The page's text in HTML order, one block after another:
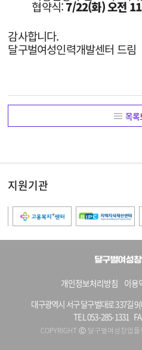
협약식:7/22(화) 오전
감사합니다.
달구벌여성인력개발센터 드림
목록
지원기관
개인정보처리방침 이용
대구광역시 서구 달구벌대로 337길
TEL 053-285-1331
COPYRIGHT Ⓒ 달구벌여성창업플